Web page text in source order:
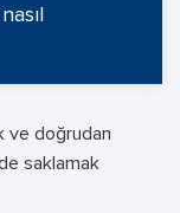
ve doğrudan
saklamak